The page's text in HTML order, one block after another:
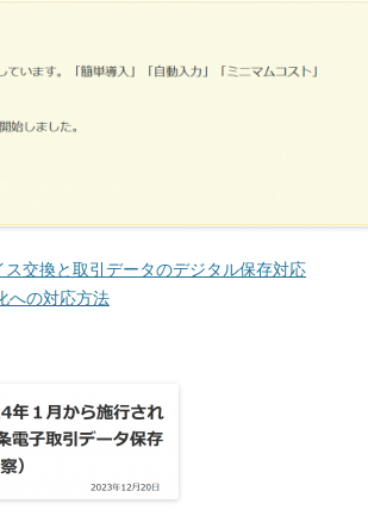
交換と取引データのデジタル保存対応
への対応方法